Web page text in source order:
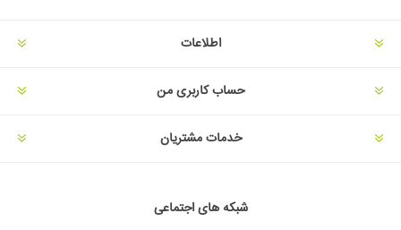
اطلاعات
حساب کاربری من
خدمات مشتریان
شبکه های اجتماعی